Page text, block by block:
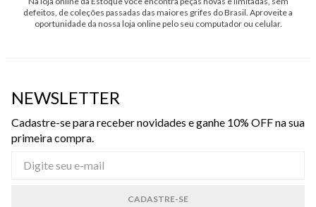
defeitos, de coleções passadas das maiores grifes do Brasil. Aproveite a
oportunidade da nossa loja online pelo seu computador ou celular.
NEWSLETTER
Cadastre-se para receber novidades e ganhe 10% OFF na sua
primeira compra.